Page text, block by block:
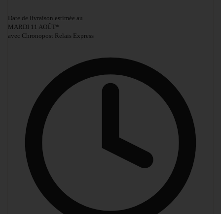
Date de livraison estimée au
MARDI 11 AOÛT*
avec Chronopost Relais Express